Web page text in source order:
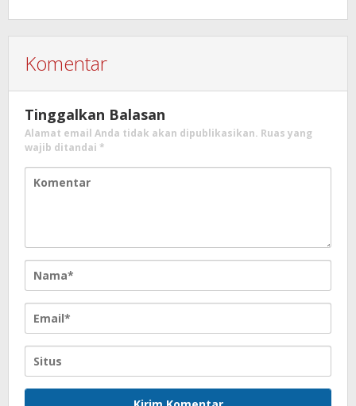
Komentar
Tinggalkan Balasan
Alamat email Anda tidak akan dipublikasikan. Ruas yang
wajib ditandai *